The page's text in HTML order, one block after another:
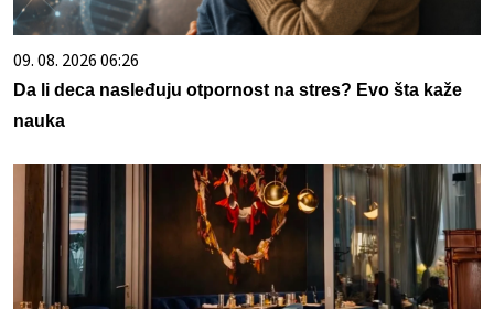
09. 08. 2026 06:26
Da li deca nasleđuju otpornost na stres? Evo šta kaže
nauka